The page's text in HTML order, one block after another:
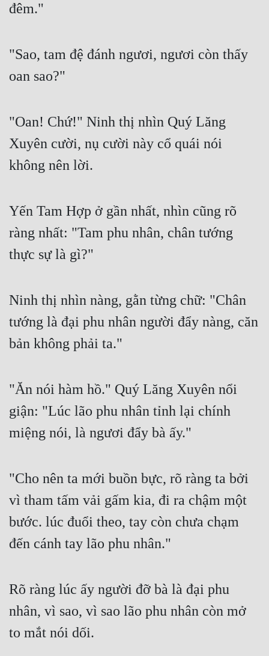
đêm."
"Sao, tam đệ đánh ngươi, ngươi còn thấy
oan sao?"
"Oan! Chứ!" Ninh thị nhìn Quý Lăng
Xuyên cười, nụ cười này cổ quái nói
không nên lời.
Yến Tam Hợp ở gần nhất, nhìn cũng rõ
ràng nhất: "Tam phu nhân, chân tướng
thực sự là gì?"
Ninh thị nhìn nàng, gằn từng chữ: "Chân
tướng là đại phu nhân người đẩy nàng, căn
bản không phải ta."
"Ăn nói hàm hồ." Quý Lăng Xuyên nổi
giận: "Lúc lão phu nhân tỉnh lại chính
miệng nói, là ngươi đẩy bà ấy."
"Cho nên ta mới buồn bực, rõ ràng ta bởi
vì tham tấm vải gấm kia, đi ra chậm một
bước. lúc đuổi theo, tay còn chưa chạm
đến cánh tay lão phu nhân."
Rõ ràng lúc ấy người đỡ bà là đại phu
nhân, vì sao, vì sao lão phu nhân còn mở
to mắt nói dối.